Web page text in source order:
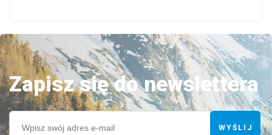
Zapisz się do newslettera
WYŚLIJ